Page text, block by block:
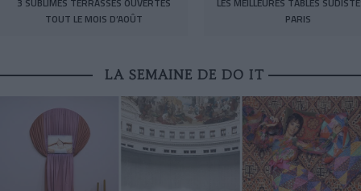
TOUT LE MOIS D’AOÛT
PARIS
LA SEMAINE DE DO IT